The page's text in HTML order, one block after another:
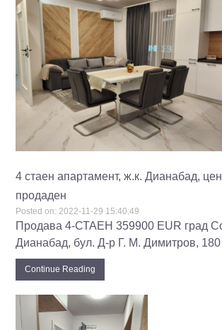
4 стаен апартамент, ж.к. Дианабад,
продаден
Posted on: 2022-11-29 15:40:49
Продава 4-СТАЕН 359900 EUR град
Дианабад, бул. Д-р Г. М. Димитров,
Continue Reading